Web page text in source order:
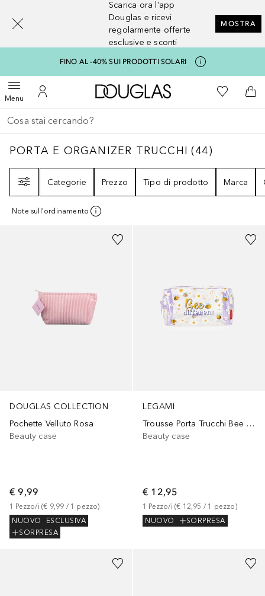
Scarica ora l'app
Douglas e ricevi
regolarmente offerte
esclusive e sconti
MOSTRA
FINO AL -40% SUI PRODOTTI SOLARI
MenuApri menuAl Mio Account
A Douglas HomeAlla Mia
Al
Torna indietro
Esegui ricerca
PORTA E ORGANIZER TRUCCHI44
PORTA E ORGANIZER TRUCCHI (44)
Categorie
Prezzo Tipo di prodotto Marca
Note sull'ordinamento
DOUGLAS COLLECTION
Pochette Velluto Rosa
Beauty case
€ 9,99
1 Pezzo/i (€ 9,99 / 1 pezzo)
NUOVO
ESCLUSIVA
SORPRESA
LEGAMI
Trousse Porta Trucchi Bee - Make-up Queen
Beauty case
€ 12,95
1 Pezzo/i (€ 12,95 / 1 pezzo)
NUOVO
SORPRESA
[navigation.slideout.screenreader]